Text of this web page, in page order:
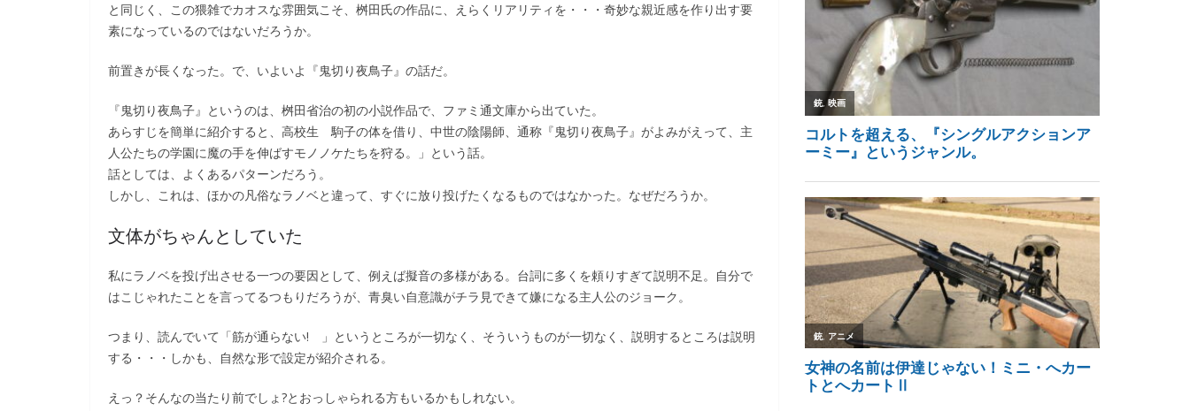
と同じく、この猥雑でカオスな雰囲気こそ、桝田氏の作品に、えらくリアリティを・・・奇妙な親近感を作り出す要
素になっているのではないだろうか。
前置きが長くなった。で、いよいよ『鬼切り夜鳥子』の話だ。
『鬼切り夜鳥子』というのは、桝田省治の初の小説作品で、ファミ通文庫から出ていた。
あらすじを簡単に紹介すると、高校生 駒子の体を借り、中世の陰陽師、通称『鬼切り夜鳥子』がよみがえって、主
人公たちの学園に魔の手を伸ばすモノノケたちを狩る。」という話。
話としては、よくあるパターンだろう。
しかし、これは、ほかの凡俗なラノベと違って、すぐに放り投げたくなるものではなかった。なぜだろうか。
文体がちゃんとしていた
私にラノベを投げ出させる一つの要因として、例えば擬音の多様がある。台詞に多くを頼りすぎて説明不足。自分で
はこじゃれたことを言ってるつもりだろうが、青臭い自意識がチラ見できて嫌になる主人公のジョーク。
つまり、読んでいて「筋が通らない! 」というところが一切なく、そういうものが一切なく、説明するところは説明
する・・・しかも、自然な形で設定が紹介される。
えっ？そんなの当たり前でしょ?とおっしゃられる方もいるかもしれない。